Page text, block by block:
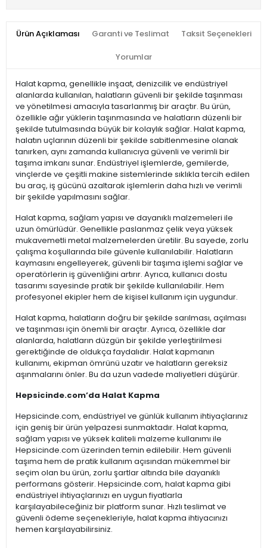
Ürün Açıklaması Garanti ve Teslimat Taksit Seçenekleri
Yorumlar
Halat kapma, genellikle inşaat, denizcilik ve endüstriyel
alanlarda kullanılan, halatların güvenli bir şekilde taşınması
ve yönetilmesi amacıyla tasarlanmış bir araçtır. Bu ürün,
özellikle ağır yüklerin taşınmasında ve halatların düzenli bir
şekilde tutulmasında büyük bir kolaylık sağlar. Halat kapma,
halatın uçlarının düzenli bir şekilde sabitlenmesine olanak
tanırken, aynı zamanda kullanıcıya güvenli ve verimli bir
taşıma imkanı sunar. Endüstriyel işlemlerde, gemilerde,
vinçlerde ve çeşitli makine sistemlerinde sıklıkla tercih edilen
bu araç, iş gücünü azaltarak işlemlerin daha hızlı ve verimli
bir şekilde yapılmasını sağlar.
Halat kapma, sağlam yapısı ve dayanıklı malzemeleri ile
uzun ömürlüdür. Genellikle paslanmaz çelik veya yüksek
mukavemetli metal malzemelerden üretilir. Bu sayede, zorlu
çalışma koşullarında bile güvenle kullanılabilir. Halatların
kaymasını engelleyerek, güvenli bir taşıma işlemi sağlar ve
operatörlerin iş güvenliğini artırır. Ayrıca, kullanıcı dostu
tasarımı sayesinde pratik bir şekilde kullanılabilir. Hem
profesyonel ekipler hem de kişisel kullanım için uygundur.
Halat kapma, halatların doğru bir şekilde sarılması, açılması
ve taşınması için önemli bir araçtır. Ayrıca, özellikle dar
alanlarda, halatların düzgün bir şekilde yerleştirilmesi
gerektiğinde de oldukça faydalıdır. Halat kapmanın
kullanımı, ekipman ömrünü uzatır ve halatların gereksiz
aşınmalarını önler. Bu da uzun vadede maliyetleri düşürür.
Hepsicinde.com’da Halat Kapma
Hepsicinde.com, endüstriyel ve günlük kullanım ihtiyaçlarınız
için geniş bir ürün yelpazesi sunmaktadır. Halat kapma,
sağlam yapısı ve yüksek kaliteli malzeme kullanımı ile
Hepsicinde.com üzerinden temin edilebilir. Hem güvenli
taşıma hem de pratik kullanım açısından mükemmel bir
seçim olan bu ürün, zorlu şartlar altında bile dayanıklı
performans gösterir. Hepsicinde.com, halat kapma gibi
endüstriyel ihtiyaçlarınızı en uygun fiyatlarla
karşılayabileceğiniz bir platform sunar. Hızlı teslimat ve
güvenli ödeme seçenekleriyle, halat kapma ihtiyacınızı
hemen karşılayabilirsiniz.